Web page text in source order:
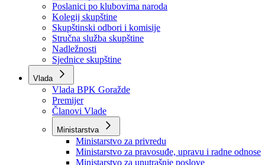
Skupština BPK Goražde
Rukovodstvo
Poslanici po strankama
Poslanici po klubovima naroda
Kolegij skupštine
Skupštinski odbori i komisije
Stručna služba skupštine
Nadležnosti
Sjednice skupštine
Vlada
Vlada BPK Goražde
Premijer
Članovi Vlade
Ministarstva